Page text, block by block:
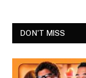
DON'T MISS